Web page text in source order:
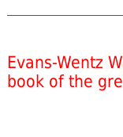
Evans-Wentz
book of the